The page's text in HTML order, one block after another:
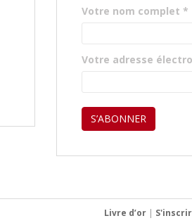
Votre nom complet *
Votre adresse
Livre d’or |